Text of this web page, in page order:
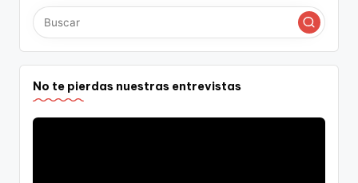
No te pierdas nuestras entrevistas